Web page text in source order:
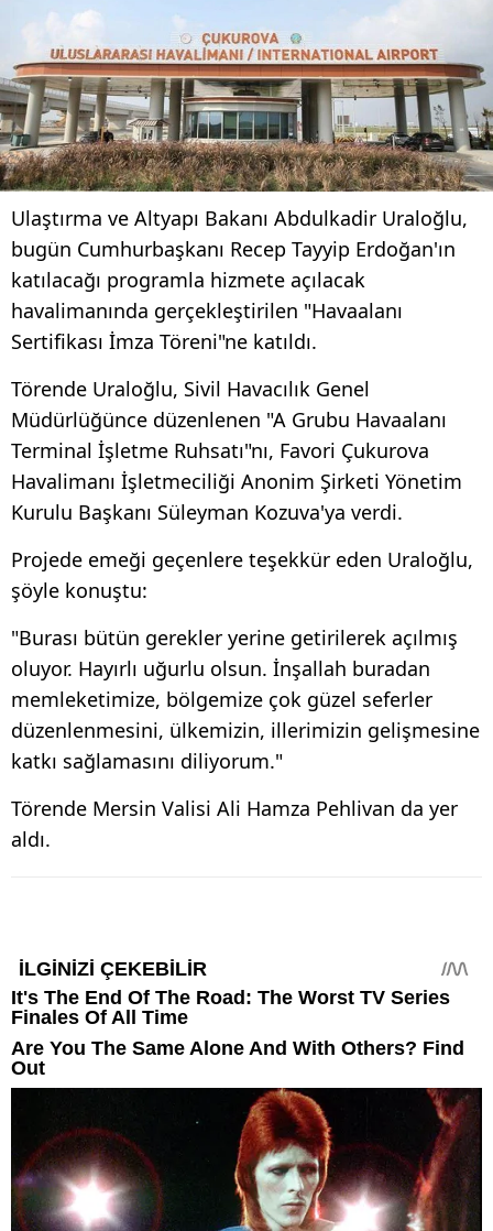
Ulaştırma ve Altyapı Bakanı Abdulkadir Uraloğlu,
bugün Cumhurbaşkanı Recep Tayyip Erdoğan'ın
katılacağı programla hizmete açılacak
havalimanında gerçekleştirilen "Havaalanı
Sertifikası İmza Töreni"ne katıldı.
Törende Uraloğlu, Sivil Havacılık Genel
Müdürlüğünce düzenlenen "A Grubu Havaalanı
Terminal İşletme Ruhsatı"nı, Favori Çukurova
Havalimanı İşletmeciliği Anonim Şirketi Yönetim
Kurulu Başkanı Süleyman Kozuva'ya verdi.
Projede emeği geçenlere teşekkür eden Uraloğlu,
şöyle konuştu:
"Burası bütün gerekler yerine getirilerek açılmış
oluyor. Hayırlı uğurlu olsun. İnşallah buradan
memleketimize, bölgemize çok güzel seferler
düzenlenmesini, ülkemizin, illerimizin gelişmesine
katkı sağlamasını diliyorum."
Törende Mersin Valisi Ali Hamza Pehlivan da yer
aldı.